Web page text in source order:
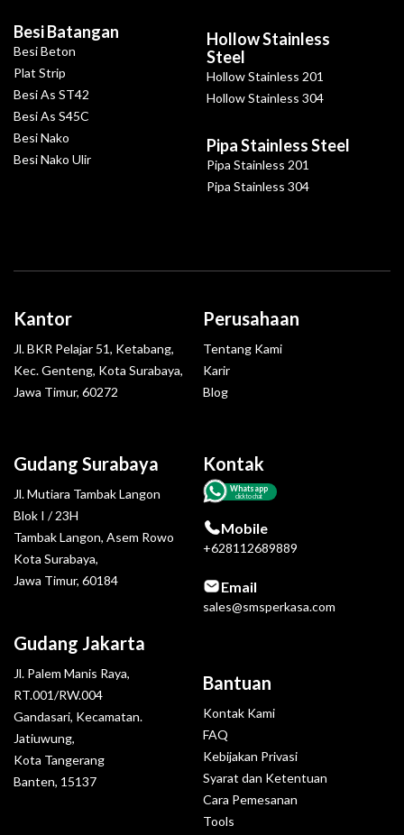
Besi Batangan
Besi Beton
Plat Strip
Besi As ST42
Besi As S45C
Besi Nako
Besi Nako Ulir
Hollow Stainless
Steel
Hollow Stainless 201
Hollow Stainless 304
Pipa Stainless Steel
Pipa Stainless 201
Pipa Stainless 304
Gudang Surabaya
Jl. Mutiara Tambak Langon
Blok I / 23H
Tambak Langon, Asem Rowo
Kota Surabaya,
Jawa Timur, 60184
Gudang Jakarta
Jl. Palem Manis Raya,
RT.001/RW.004
Gandasari, Kecamatan.
Jatiuwung,
Kota Tangerang
Banten, 15137
Kantor
Jl. BKR Pelajar 51, Ketabang,
Kec. Genteng, Kota Surabaya,
Jawa Timur, 60272
Kontak
Whatsapp
click to chat
Mobile
+628112689889
Email
sales@smsperkasa.com
Perusahaan
Tentang Kami
Karir
Blog
Bantuan
Kontak Kami
FAQ
Kebijakan Privasi
Syarat dan Ketentuan
Cara Pemesanan
Tools